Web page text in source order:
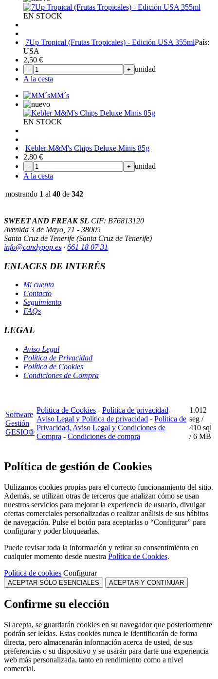
EN STOCK
7Up Tropical (Frutas Tropicales) - Edición USA 355mlPaís:
USA
2,50 €
- + unidad
A la cesta
MM´s
EN STOCK
Kebler M&M's Chips Deluxe Minis 85g
2,80 €
- + unidad
A la cesta
mostrando 1 al 40 de 342
SWEET AND FREAK SL CIF: B76813120
Avenida 3 de Mayo, 71 - 38005
Santa Cruz de Tenerife (Santa Cruz de Tenerife)
info@candypop.es · 661 18 07 31
ENLACES DE INTERÉS
Mi cuenta
Contacto
Seguimiento
FAQs
LEGAL
Aviso Legal
Política de Privacidad
Política de Cookies
Condiciones de Compra
Software
Gestión
GESIO®
Política de Cookies - Política de privacidad -
Aviso Legal y Política de privacidad - Política de
Privacidad, Aviso Legal y Condiciones de
Compra - Condiciones de compra
1.012
seg /
410 sql
/ 6 MB
Política de gestión de Cookies
Utilizamos cookies propias para el correcto funcionamiento del sitio.
Además, se utilizan otras de terceros que analizan cómo se usan
nuestros servicios para mejorar la experiencia de usuario, divulgar
ofertas comerciales personalizadas o realizar análisis de sus hábitos
de navegación. Pulse el botón para aceptarlas o “Configurar” para
configurar y poder bloquearlas.
Puede revisar toda la información y retirar su consentimiento en
cualquier momento desde nuestra Política de Cookies.
Política de cookies Configurar
ACEPTAR SÓLO ESENCIALES ACEPTAR Y CONTINUAR
Confirme su elección
Si acepta, se guardarán cookies en su navegador que posteriormente
podrán ser leídas. Estas cookies nunca le identificarán de forma
directa, pero almacenarán información acerca de usted, de sus
preferencias o su dispositivo y se usarán para darte una experiencia
web más personalizada, tanto en rendimiento como a nivel
comercial.